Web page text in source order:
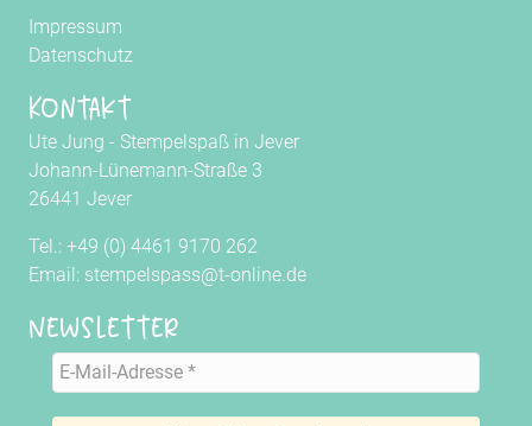
Impressum
Datenschutz
Kontakt
Ute Jung - Stempelspaß in Jever
Johann-Lünemann-Straße 3
26441 Jever
Tel.: +49 (0) 4461 9170 262
Email: stempelspass@t-online.de
Newsletter